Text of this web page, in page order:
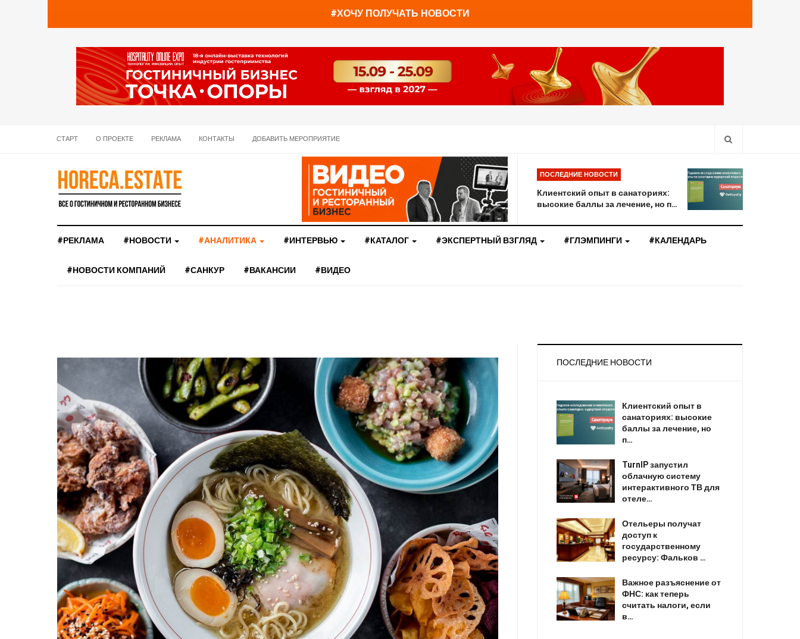
#ХОЧУ ПОЛУЧАТЬ НОВОСТИ
СТАРТ О ПРОЕКТЕ РЕКЛАМА КОНТАКТЫ ДОБАВИТЬ МЕРОПРИЯТИЕ
ПОСЛЕДНИЕ НОВОСТИ
Клиентский опыт в санаториях:
высокие баллы за лечение, но п…
#РЕКЛАМА #НОВОСТИ #АНАЛИТИКА #ИНТЕРВЬЮ #КАТАЛОГ #ЭКСПЕРТНЫЙ ВЗГЛЯД #ГЛЭМПИНГИ #КАЛЕНДАРЬ
#НОВОСТИ КОМПАНИЙ #САНКУР #ВАКАНСИИ #ВИДЕО
ПОСЛЕДНИЕ НОВОСТИ
Клиентский опыт в
санаториях: высокие
баллы за лечение, но
п…
TurnIP запустил
облачную систему
интерактивного ТВ для
отеле…
Отельеры получат
доступ к
государственному
ресурсу: Фальков …
Важное разъяснение от
ФНС: как теперь
считать налоги, если
в…